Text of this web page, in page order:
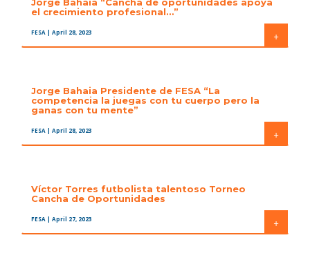
el crecimiento profesional…”
FESA | April 28, 2023 +
Jorge Bahaia Presidente de FESA “La
competencia la juegas con tu cuerpo pero la
ganas con tu mente”
FESA | April 28, 2023 +
Víctor Torres futbolista talentoso Torneo
Cancha de Oportunidades
FESA | April 27, 2023 +